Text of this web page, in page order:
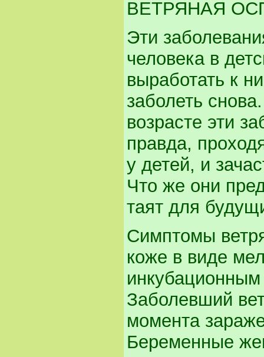
ВЕТРЯНАЯ
Эти
человека в
выработать к
заболеть
возрасте эти
правда,
у детей, и
Что же они
таят для
Симптомы
коже в виде
Заболевший
момента
Беременные